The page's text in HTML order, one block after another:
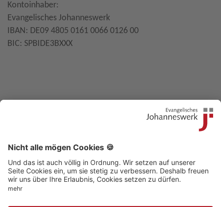
Kontoinhaber:
Evangelisches Johanneswerk
IBAN: DE09 4805 0161 0066 0126 00
BIC: SPBIDE3BXXX